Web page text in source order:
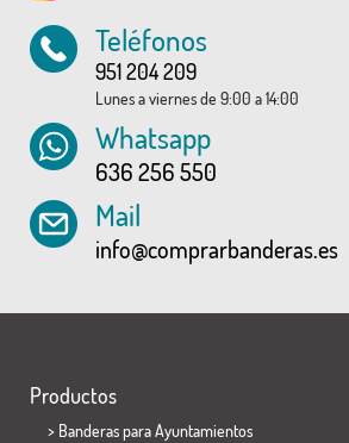
Teléfonos
951 204 209
Lunes a viernes de 9:00 a 14:00
Whatsapp
636 256 550
Mail
info@comprarbanderas.es
Productos
> Banderas para Ayuntamientos